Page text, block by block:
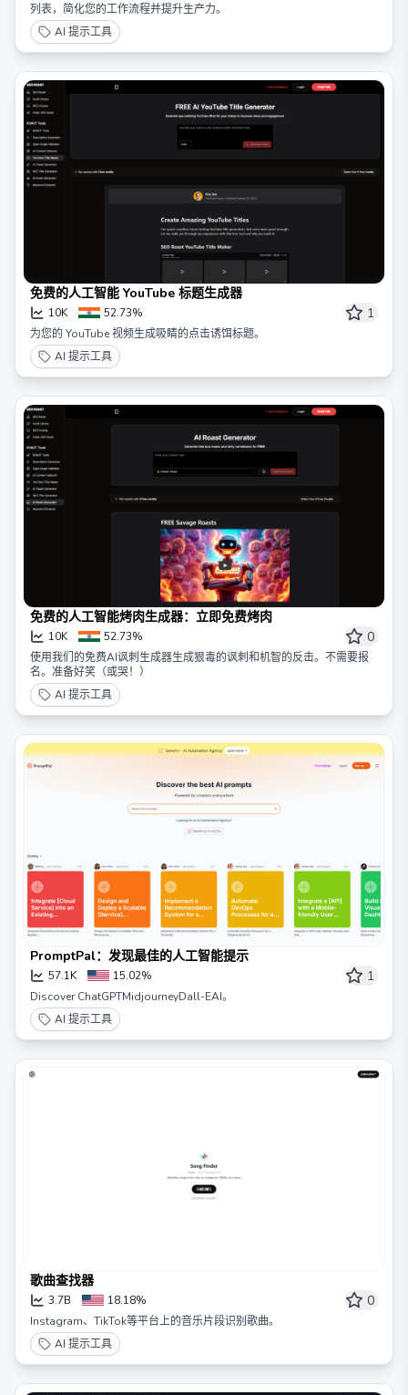
列表，简化您的工作流程并提升生产力。
AI 提示工具
免费的人工智能 YouTube 标题生成器
10K 52.73% 1
为您的 YouTube 视频生成吸睛的点击诱饵标题。
AI 提示工具
免费的人工智能烤肉生成器：立即免费烤肉
10K 52.73% 0
使用我们的免费AI讽刺生成器生成狠毒的讽刺和机智的反击。不需要报
名。准备好笑（或哭！）
AI 提示工具
PromptPal：发现最佳的人工智能提示
57.1K 15.02% 1
Discover ChatGPTMidjourneyDall-EAI。
AI 提示工具
歌曲查找器
3.7B 18.18% 0
Instagram、TikTok等平台上的音乐片段识别歌曲。
AI 提示工具